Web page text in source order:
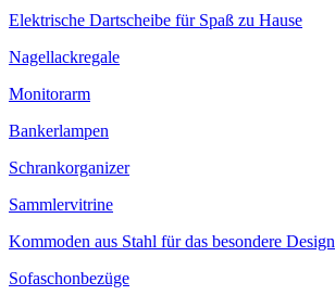
Elektrische Dartscheibe für Spaß zu Hause
Nagellackregale
Monitorarm
Bankerlampen
Schrankorganizer
Sammlervitrine
Kommoden aus Stahl für das besondere Design
Sofaschonbezüge